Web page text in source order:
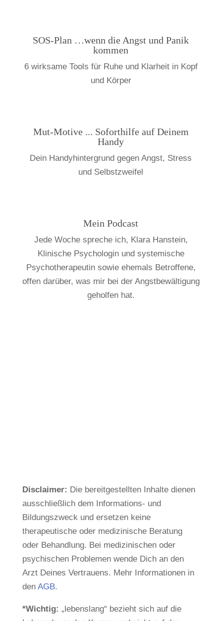
SOS-Plan …wenn die Angst und Panik
kommen
6 wirksame Tools für Ruhe und Klarheit in Kopf
und Körper
Mut-Motive ... Soforthilfe auf Deinem
Handy
Dein Handy­hintergrund gegen Angst, Stress
und Selbstzweifel
Mein Podcast
Jede Woche spreche ich, Klara Hanstein,
Klinische Psychologin und systemische
Psychotherapeutin sowie ehemals Betroffene,
offen darüber, was mir bei der Angstbewältigung
geholfen hat.
Disclaimer: Die bereitgestellten Inhalte dienen
ausschließlich dem Informations- und
Bildungszweck und ersetzen keine
therapeutische oder medizinische Beratung
oder Behandlung. Bei medizinischen oder
psychischen Problemen wende Dich an den
Arzt Deines Vertrauens. Mehr Informationen in
den AGB.
*Wichtig: „lebenslang“ bezieht sich auf die